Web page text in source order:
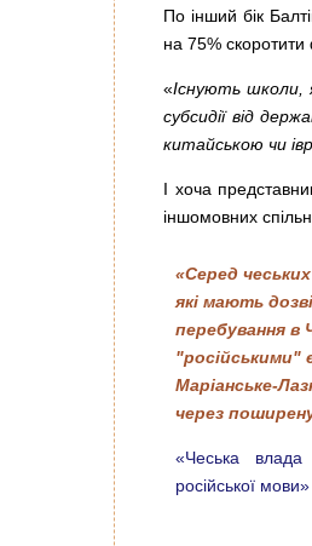
По інший бік
на 75% скоротити
«Існують школи,
субсидії від
китайською чи
І хоча
іншомовних
«Серед
які мають
перебування в
"російськими"
Маріанське-
через
«Чеська
російської мови»